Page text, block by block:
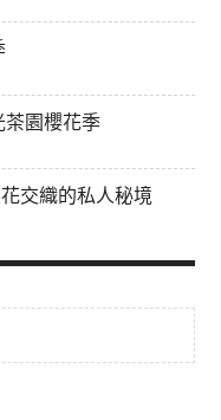
茶園櫻花季
交織的私人秘境